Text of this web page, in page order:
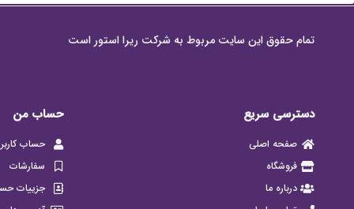
تمام حقوق این سایت مربوط به شرکت ریرا استور است
دسترسی سریع
صفحه اصلی
فروشگاه
درباره ما
حساب من
حساب
سفارشات
جزییات